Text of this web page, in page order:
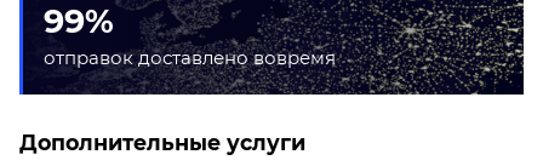
99%
отправок доставлено вовремя
Дополнительные услуги